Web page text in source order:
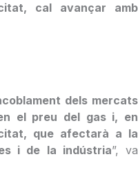
cal avançar amb
dels mercats
el preu del gas i, en
que afectarà a la
i de la indústria”, va